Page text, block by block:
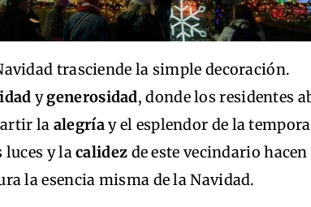
trasciende la simple decoración.
ygenerosidad, donde los residentes
la alegríay el esplendor de la
luces y lacalidez de este vecindario hacen
la esencia misma de la Navidad.